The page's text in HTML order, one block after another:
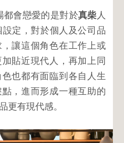
都會戀愛的是對於真柴 人
定，對於個人及公司品
讓這個角色在工作上或
貼近現代人，再加上同
也都有面臨到各自人生
，進而形成一種互助的
更有現代感。